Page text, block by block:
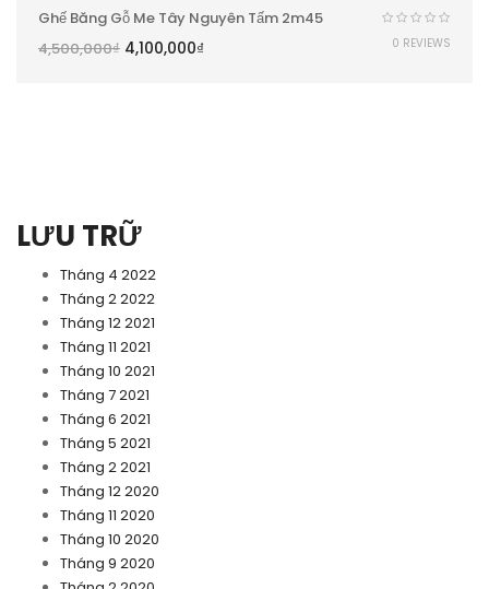
LƯU TRỮ
Tháng 4 2022
Tháng 2 2022
Tháng 12 2021
Tháng 11 2021
Tháng 10 2021
Tháng 7 2021
Tháng 6 2021
Tháng 5 2021
Tháng 2 2021
Tháng 12 2020
Tháng 11 2020
Tháng 10 2020
Tháng 9 2020
Ghế Băng Gỗ Me Tây Nguyên Tấm 2m45
4,500,000₫ 4,100,000₫ 0 REVIEWS